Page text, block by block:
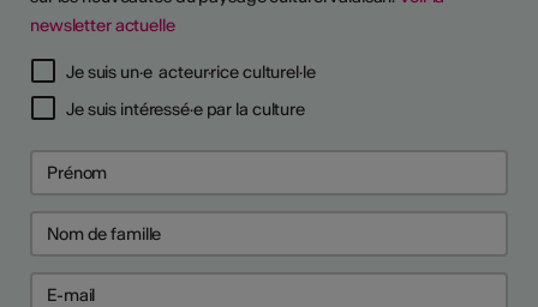
newsletter actuelle
Je suis un·e acteur·rice culturel·le
Je suis intéressé·e par la culture